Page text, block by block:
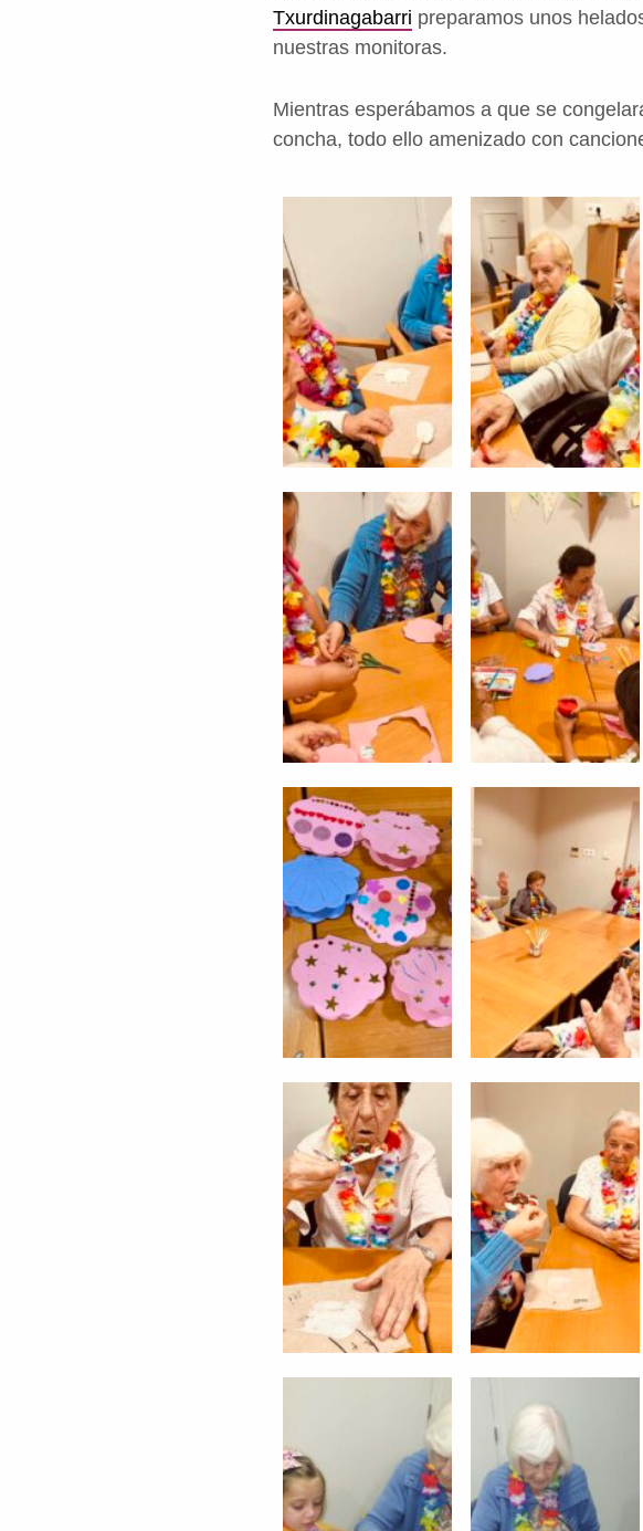
Txurdinagabarri preparamos unos
nuestras monitoras.
Mientras esperábamos a que se
concha, todo ello amenizado con